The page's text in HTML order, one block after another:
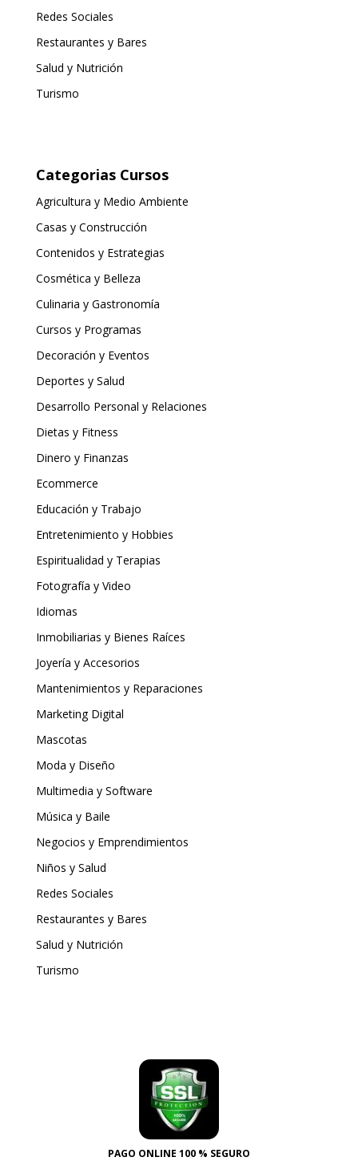
Redes Sociales
Restaurantes y Bares
Salud y Nutrición
Turismo
Categorias Cursos
Agricultura y Medio Ambiente
Casas y Construcción
Contenidos y Estrategias
Cosmética y Belleza
Culinaria y Gastronomía
Cursos y Programas
Decoración y Eventos
Deportes y Salud
Desarrollo Personal y Relaciones
Dietas y Fitness
Dinero y Finanzas
Ecommerce
Educación y Trabajo
Entretenimiento y Hobbies
Espiritualidad y Terapias
Fotografía y Video
Idiomas
Inmobiliarias y Bienes Raíces
Joyería y Accesorios
Mantenimientos y Reparaciones
Marketing Digital
Mascotas
Moda y Diseño
Multimedia y Software
Música y Baile
Negocios y Emprendimientos
Niños y Salud
Redes Sociales
Restaurantes y Bares
Salud y Nutrición
Turismo
PAGO ONLINE 100 % SEGURO